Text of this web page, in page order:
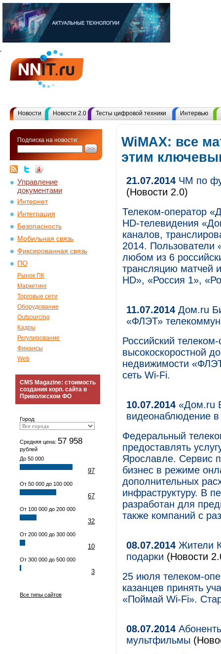
Новости Новости 2.0 Тесты цифровой техники Интервью
Подписка на новости:
Управление
документами
Интернет
Интеграция
Безопасность
Мобильная связь
Фиксированная связь
ПО
Рынок ПК
Маркетинг
Торговые сети
Оборудование
Outsourcing
Кадры
Регулирование
Финансы
Web
CMS Magazine: стоимость
создания корп. сайта в
Приволжском ФО
Город:
Средняя цена: 57 958
рублей
До 50 000
97
От 50 000 до 100 000
67
От 100 000 до 200 000
32
От 200 000 до 300 000
10
От 300 000 до 500 000
3
Все типы сайтов
WiMAX: все
этим
21.07.2014 ЧМ по
(Новости 2.0)
Телеком-оператор
HD-телевидения
каналов,
2014. Пользователи
любом из 6
трансляцию матчей
HD», «Россия 1»,
11.07.2014 Дом.ru
«ФЛЭТ»
Российский
высокоскоростной
недвижимости
сеть Wi-Fi.
10.07.2014 «Дом.ru
видеонаблюдение
Федеральный
предоставлять
Ярославле. Сервис
бизнес в режиме
дополнительных
инфраструктуру. В
разработан для
также компаний с
08.07.2014 Жители
подарки (Новости
25 июля телеком-
казанцев принять
«Поймай Wi-Fi».
08.07.2014
мультфильмы